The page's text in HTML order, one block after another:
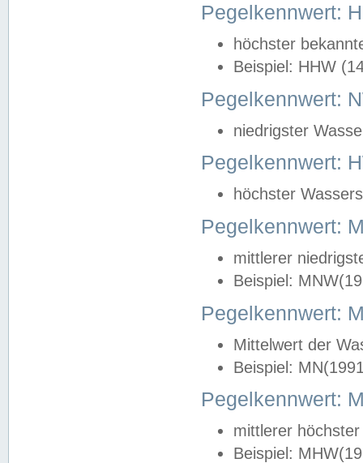
Pegelkennwert:
höchster
Beispiel: HHW
Pegelkennwert:
niedrigster
Pegelkennwert:
höchster
Pegelkennwert:
mittlerer
Beispiel:
Pegelkennwert:
Mittelwert der
Beispiel:
Pegelkennwert:
mittlerer
Beispiel: